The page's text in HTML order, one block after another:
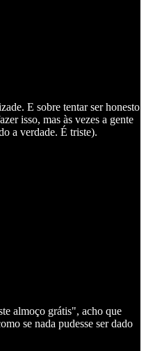
E sobre tentar ser honesto
isso, mas às vezes a gente
a verdade. É triste).
almoço grátis", acho que
se nada pudesse ser dado